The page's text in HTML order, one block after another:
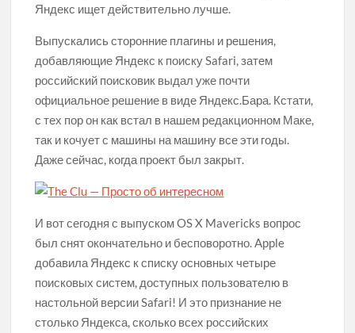
Что инженеры чаще всего забывают во время и после
30-летняя история приложения PCalc
Электрокар Apple может быть успешным и без вау-
фактора
Эволюция камер в айфонах, или Почему мы начали
меньше фильтров использовать в Instagram*
Разбираемся с обозначениями иконок сотовой связи и WiFi
Послушай Илон, давай я покажу тебе спидран на тему
модерации контента в социальных сетях
Apple становится рекламной компанией, несмотря на все
заявления о конфиденциальности
Яндекс ищет действительно лучше.
Выпускались сторонние плагины и решения,
добавляющие Яндекс к поиску Safari, затем
российский поисковик выдал уже почти
официальное решение в виде Яндекс.Бара. Кстати,
с тех пор он как встал в нашем редакционном Маке,
так и кочует с машины на машину все эти годы.
Даже сейчас, когда проект был закрыт.
И вот сегодня с выпуском OS X Mavericks вопрос
был снят окончательно и бесповоротно. Apple
добавила Яндекс к списку основных четыре
поисковых систем, доступных пользователю в
настольной версии Safari! И это признание не
столько Яндекса, сколько всех российских